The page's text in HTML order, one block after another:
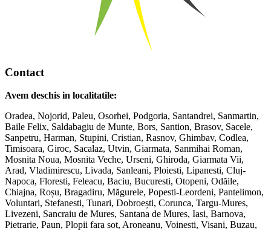
Contact
Avem deschis in localitatile:
Oradea, Nojorid, Paleu, Osorhei, Podgoria, Santandrei, Sanmartin,
Baile Felix, Saldabagiu de Munte, Bors, Santion, Brasov, Sacele,
Sanpetru, Harman, Stupini, Cristian, Rasnov, Ghimbav, Codlea,
Timisoara, Giroc, Sacalaz, Utvin, Giarmata, Sanmihai Roman,
Mosnita Noua, Mosnita Veche, Urseni, Ghiroda, Giarmata Vii,
Arad, Vladimirescu, Livada, Sanleani, Ploiesti, Lipanesti, Cluj-
Napoca, Floresti, Feleacu, Baciu, Bucuresti, Otopeni, Odăile,
Chiajna, Roșu, Bragadiru, Măgurele, Popesti-Leordeni, Pantelimon,
Voluntari, Stefanesti, Tunari, Dobroești, Corunca, Targu-Mures,
Livezeni, Sancraiu de Mures, Santana de Mures, Iasi, Barnova,
Pietrarie, Paun, Plopii fara sot, Aroneanu, Voinesti, Visani, Buzau,